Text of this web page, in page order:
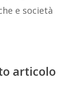
e società
articolo